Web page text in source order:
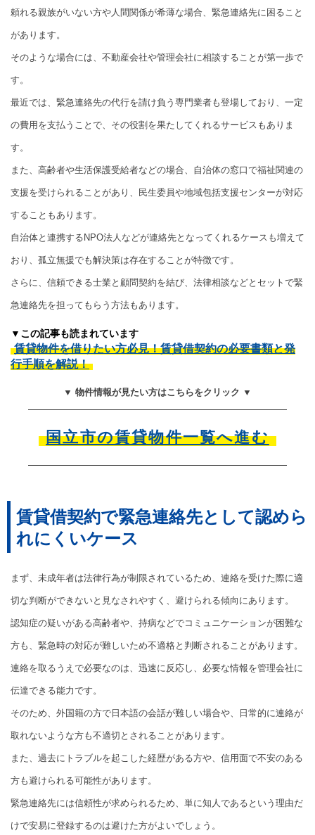
頼れる親族がいない方や人間関係が希薄な場合、緊急連絡先に困ること
があります。
そのような場合には、不動産会社や管理会社に相談することが第一歩で
す。
最近では、緊急連絡先の代行を請け負う専門業者も登場しており、一定
の費用を支払うことで、その役割を果たしてくれるサービスもありま
す。
また、高齢者や生活保護受給者などの場合、自治体の窓口で福祉関連の
支援を受けられることがあり、民生委員や地域包括支援センターが対応
することもあります。
自治体と連携するNPO法人などが連絡先となってくれるケースも増えて
おり、孤立無援でも解決策は存在することが特徴です。
さらに、信頼できる士業と顧問契約を結び、法律相談などとセットで緊
急連絡先を担ってもらう方法もあります。
▼この記事も読まれています
賃貸物件を借りたい方必見！賃貸借契約の必要書類と発
行手順を解説！
▼ 物件情報が見たい方はこちらをクリック ▼
国立市の賃貸物件一覧へ進む
賃貸借契約で緊急連絡先として認めら
れにくいケース
まず、未成年者は法律行為が制限されているため、連絡を受けた際に適
切な判断ができないと見なされやすく、避けられる傾向にあります。
認知症の疑いがある高齢者や、持病などでコミュニケーションが困難な
方も、緊急時の対応が難しいため不適格と判断されることがあります。
連絡を取るうえで必要なのは、迅速に反応し、必要な情報を管理会社に
伝達できる能力です。
そのため、外国籍の方で日本語の会話が難しい場合や、日常的に連絡が
取れないような方も不適切とされることがあります。
また、過去にトラブルを起こした経歴がある方や、信用面で不安のある
方も避けられる可能性があります。
緊急連絡先には信頼性が求められるため、単に知人であるという理由だ
けで安易に登録するのは避けた方がよいでしょう。